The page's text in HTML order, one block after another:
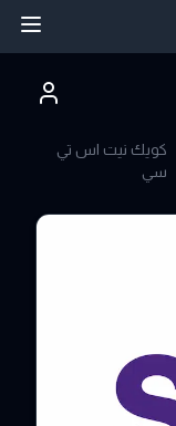
كويك نيت اس تي
سي